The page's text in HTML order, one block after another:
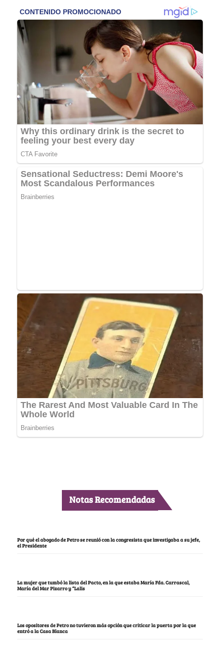
Notas Recomendadas
Por qué el abogado de Petro se reunió con la congresista que investigaba a su jefe,
el Presidente
La mujer que tumbó la lista del Pacto, en la que estaba María Fda. Carrascal,
María del Mar Pizarro y “Lalis
Los opositores de Petro no tuvieron más opción que criticar la puerta por la que
entró a la Casa Blanca